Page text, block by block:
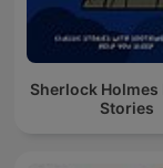
Sherlock Holmes
Stories